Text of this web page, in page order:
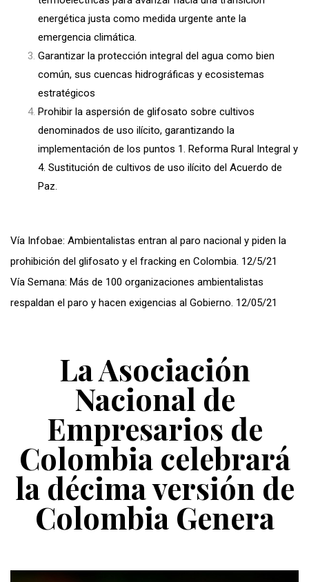
energética justa como medida urgente ante la
emergencia climática.
Garantizar la protección integral del agua como bien
común, sus cuencas hidrográficas y ecosistemas
estratégicos
Prohibir la aspersión de glifosato sobre cultivos
denominados de uso ilícito, garantizando la
implementación de los puntos 1. Reforma Rural Integral y
4. Sustitución de cultivos de uso ilícito del Acuerdo de
Paz.
Vía Infobae: Ambientalistas entran al paro nacional y piden la
prohibición del glifosato y el fracking en Colombia. 12/5/21
Vía Semana: Más de 100 organizaciones ambientalistas
respaldan el paro y hacen exigencias al Gobierno. 12/05/21
La Asociación
Nacional de
Empresarios de
Colombia celebrará
la décima versión de
Colombia Genera